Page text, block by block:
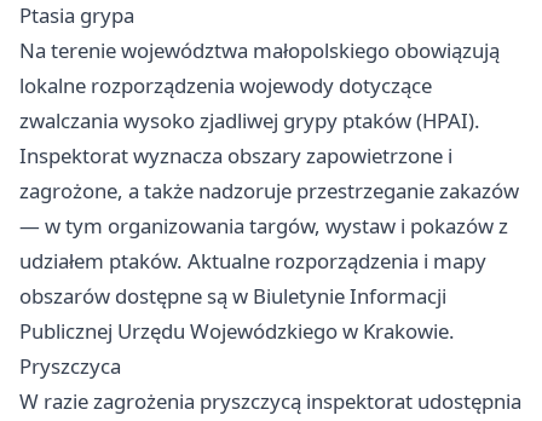
Ptasia grypa
Na terenie województwa małopolskiego obowiązują
lokalne rozporządzenia wojewody dotyczące
zwalczania wysoko zjadliwej grypy ptaków (HPAI).
Inspektorat wyznacza obszary zapowietrzone i
zagrożone, a także nadzoruje przestrzeganie zakazów
— w tym organizowania targów, wystaw i pokazów z
udziałem ptaków. Aktualne rozporządzenia i mapy
obszarów dostępne są w Biuletynie Informacji
Publicznej Urzędu Wojewódzkiego w Krakowie.
Pryszczyca
W razie zagrożenia pryszczycą inspektorat udostępnia